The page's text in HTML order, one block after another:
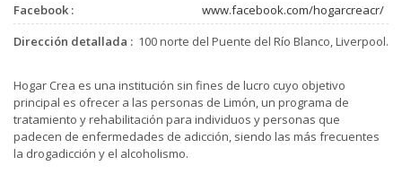
Facebook :
www.facebook.com/hogarcreacr/
Dirección detallada : 100 norte del Puente del Río Blanco, Liverpool.
Hogar Crea es una institución sin fines de lucro cuyo objetivo
principal es ofrecer a las personas de Limón, un programa de
tratamiento y rehabilitación para individuos y personas que
padecen de enfermedades de adicción, siendo las más frecuentes
la drogadicción y el alcoholismo.